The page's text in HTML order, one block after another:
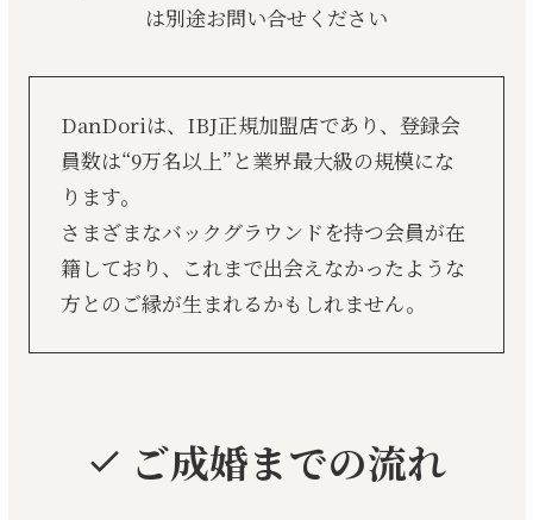
は別途お問い合せください
DanDoriは、IBJ正規加盟店であり、登録会
員数は“9万名以上”と業界最大級の規模にな
ります。
さまざまなバックグラウンドを持つ会員が在
籍しており、これまで出会えなかったような
方とのご縁が生まれるかもしれません。
ご成婚までの流れ